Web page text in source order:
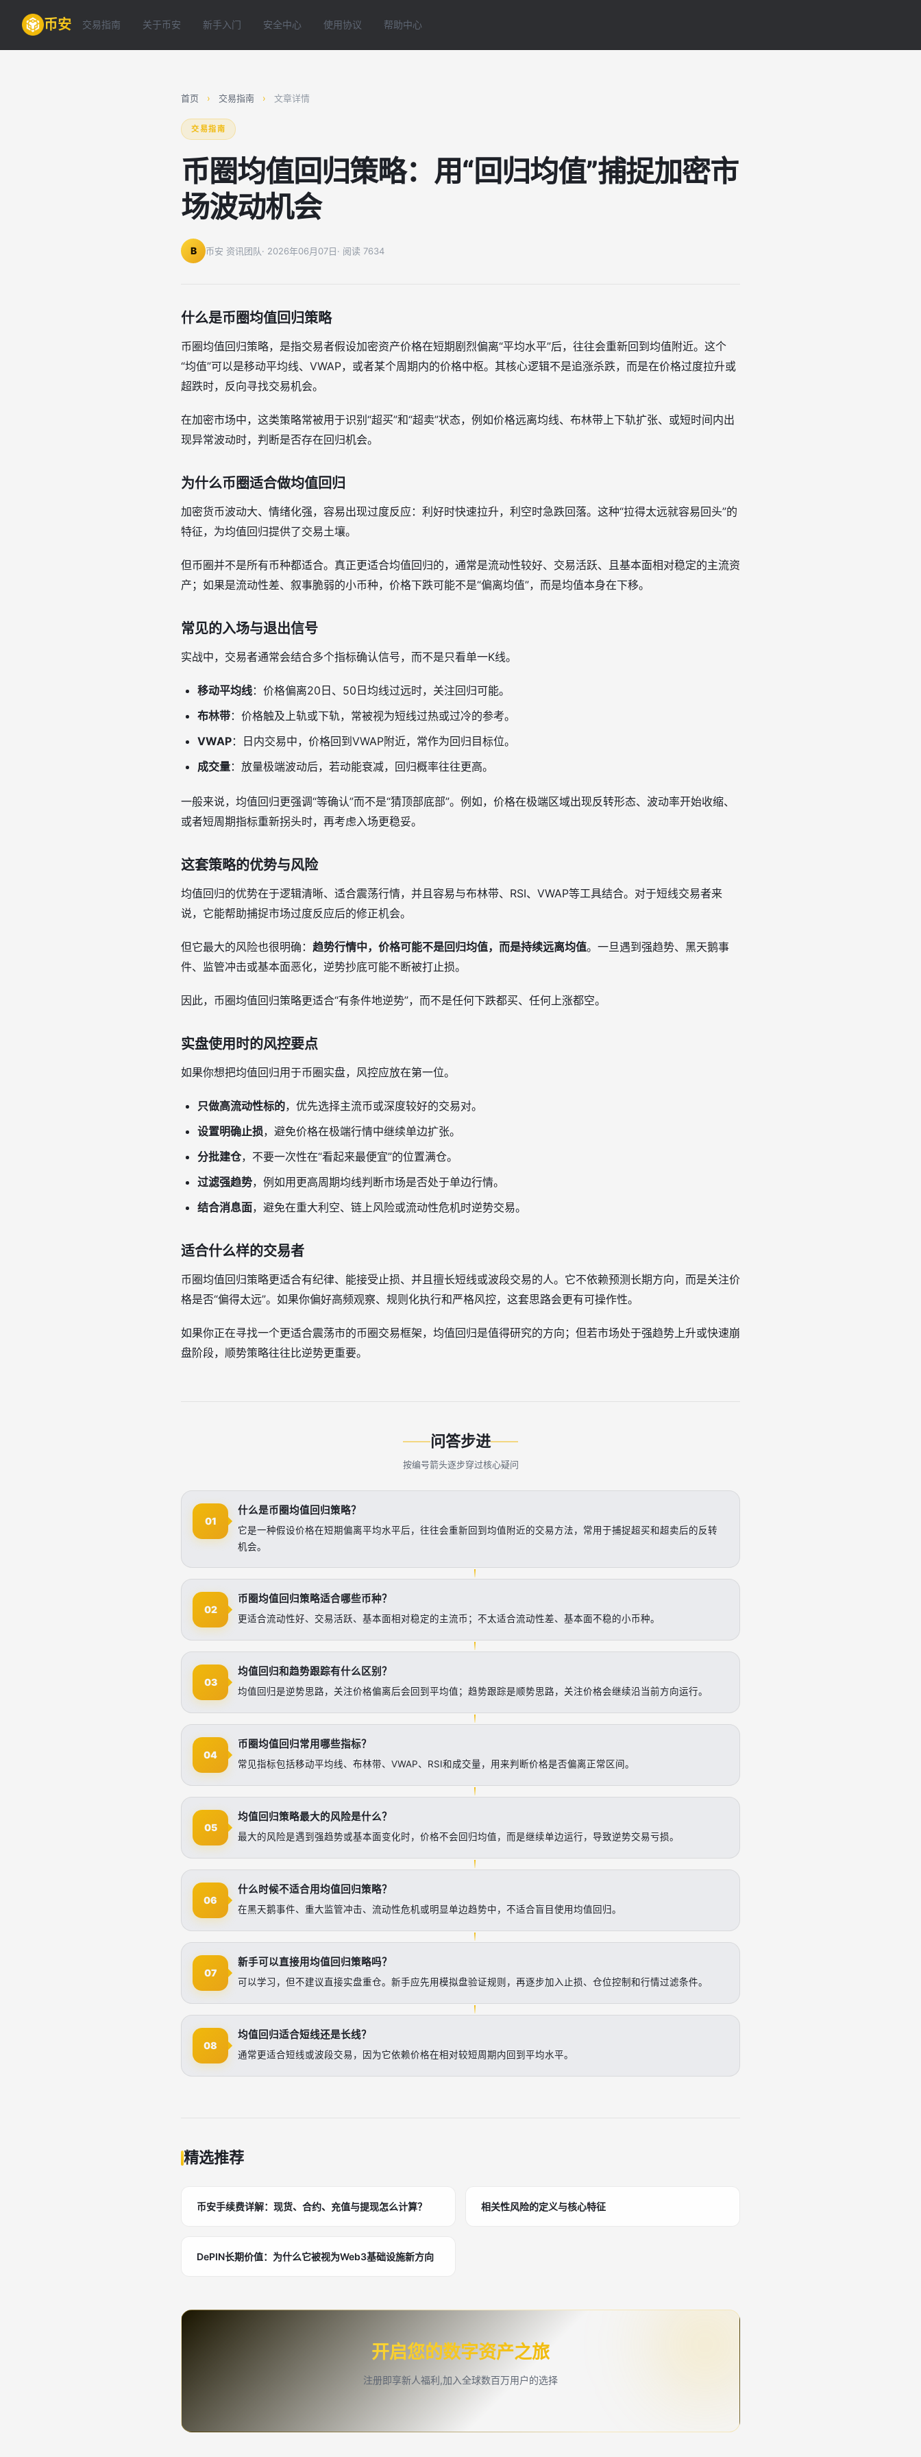
币安 交易指南 关于币安 新手入门 安全中心 使用协议 帮助中心
首页 › 交易指南 › 文章详情
交易指南
币圈均值回归策略：用“回归均值”捕捉加密市
场波动机会
B 币安 资讯团队· 2026年06月07日· 阅读 7634
什么是币圈均值回归策略
币圈均值回归策略，是指交易者假设加密资产价格在短期剧烈偏离“平均水平”后，往往会重新回到均值附近。这个
“均值”可以是移动平均线、VWAP，或者某个周期内的价格中枢。其核心逻辑不是追涨杀跌，而是在价格过度拉升或
超跌时，反向寻找交易机会。
在加密市场中，这类策略常被用于识别“超买”和“超卖”状态，例如价格远离均线、布林带上下轨扩张、或短时间内出
现异常波动时，判断是否存在回归机会。
为什么币圈适合做均值回归
加密货币波动大、情绪化强，容易出现过度反应：利好时快速拉升，利空时急跌回落。这种“拉得太远就容易回头”的
特征，为均值回归提供了交易土壤。
但币圈并不是所有币种都适合。真正更适合均值回归的，通常是流动性较好、交易活跃、且基本面相对稳定的主流资
产；如果是流动性差、叙事脆弱的小币种，价格下跌可能不是“偏离均值”，而是均值本身在下移。
常见的入场与退出信号
实战中，交易者通常会结合多个指标确认信号，而不是只看单一K线。
移动平均线：价格偏离20日、50日均线过远时，关注回归可能。
布林带：价格触及上轨或下轨，常被视为短线过热或过冷的参考。
VWAP：日内交易中，价格回到VWAP附近，常作为回归目标位。
成交量：放量极端波动后，若动能衰减，回归概率往往更高。
一般来说，均值回归更强调“等确认”而不是“猜顶部底部”。例如，价格在极端区域出现反转形态、波动率开始收缩、
或者短周期指标重新拐头时，再考虑入场更稳妥。
这套策略的优势与风险
均值回归的优势在于逻辑清晰、适合震荡行情，并且容易与布林带、RSI、VWAP等工具结合。对于短线交易者来
说，它能帮助捕捉市场过度反应后的修正机会。
但它最大的风险也很明确： 趋势行情中，价格可能不是回归均值，而是持续远离均值。一旦遇到强趋势、黑天鹅事
件、监管冲击或基本面恶化，逆势抄底可能不断被打止损。
因此，币圈均值回归策略更适合“有条件地逆势”，而不是任何下跌都买、任何上涨都空。
实盘使用时的风控要点
如果你想把均值回归用于币圈实盘，风控应放在第一位。
只做高流动性标的，优先选择主流币或深度较好的交易对。
设置明确止损，避免价格在极端行情中继续单边扩张。
分批建仓，不要一次性在“看起来最便宜”的位置满仓。
过滤强趋势，例如用更高周期均线判断市场是否处于单边行情。
结合消息面，避免在重大利空、链上风险或流动性危机时逆势交易。
适合什么样的交易者
币圈均值回归策略更适合有纪律、能接受止损、并且擅长短线或波段交易的人。它不依赖预测长期方向，而是关注价
格是否“偏得太远”。如果你偏好高频观察、规则化执行和严格风控，这套思路会更有可操作性。
如果你正在寻找一个更适合震荡市的币圈交易框架，均值回归是值得研究的方向；但若市场处于强趋势上升或快速崩
盘阶段，顺势策略往往比逆势更重要。
问答步进
按编号箭头逐步穿过核心疑问
01
什么是币圈均值回归策略？
它是一种假设价格在短期偏离平均水平后，往往会重新回到均值附近的交易方法，常用于捕捉超买和超卖后的反转
机会。
02
币圈均值回归策略适合哪些币种？
更适合流动性好、交易活跃、基本面相对稳定的主流币；不太适合流动性差、基本面不稳的小币种。
03
均值回归和趋势跟踪有什么区别？
均值回归是逆势思路，关注价格偏离后会回到平均值；趋势跟踪是顺势思路，关注价格会继续沿当前方向运行。
04
币圈均值回归常用哪些指标？
常见指标包括移动平均线、布林带、VWAP、RSI和成交量，用来判断价格是否偏离正常区间。
05
均值回归策略最大的风险是什么？
最大的风险是遇到强趋势或基本面变化时，价格不会回归均值，而是继续单边运行，导致逆势交易亏损。
06
什么时候不适合用均值回归策略？
在黑天鹅事件、重大监管冲击、流动性危机或明显单边趋势中，不适合盲目使用均值回归。
07
新手可以直接用均值回归策略吗？
可以学习，但不建议直接实盘重仓。新手应先用模拟盘验证规则，再逐步加入止损、仓位控制和行情过滤条件。
08
均值回归适合短线还是长线？
通常更适合短线或波段交易，因为它依赖价格在相对较短周期内回到平均水平。
精选推荐
币安手续费详解：现货、合约、充值与提现怎么计算？ 相关性风险的定义与核心特征
DePIN长期价值：为什么它被视为Web3基础设施新方向
开启您的数字资产之旅
注册即享新人福利,加入全球数百万用户的选择